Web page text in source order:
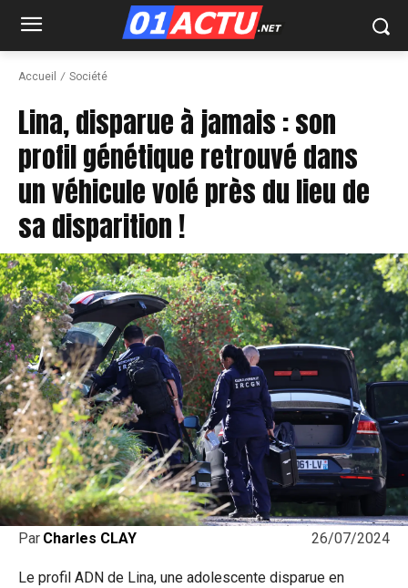
Accueil Société
Lina, disparue à jamais : son
profil génétique retrouvé dans
un véhicule volé près du lieu de
sa disparition !
26/07/2024
Par Charles CLAY
Le profil ADN de Lina, une adolescente disparue en